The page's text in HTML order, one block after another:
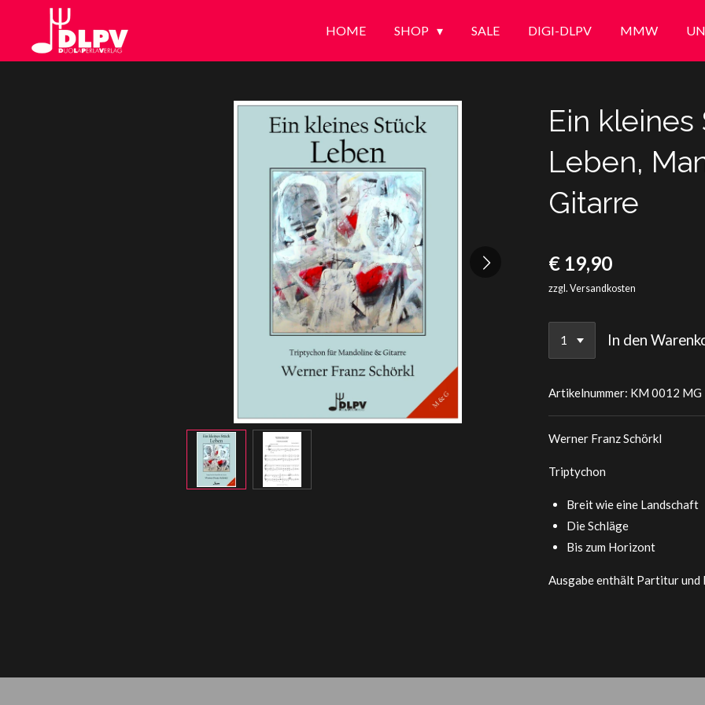
Hauptinhalt
springen
HOME SHOP SALE DIGI-DLPV MMW
Ein kleines
Leben,
Gitarre
€ 19,90
zzgl. Versandkosten
In den
Artikelnummer: KM 0012 MG
Werner Franz Schörkl
Triptychon
Breit wie eine Landschaft
Die Schläge
Bis zum Horizont
Ausgabe enthält Partitur und